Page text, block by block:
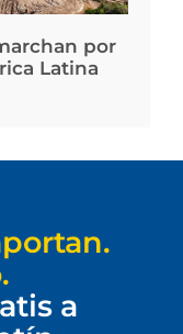
por
Latina
a